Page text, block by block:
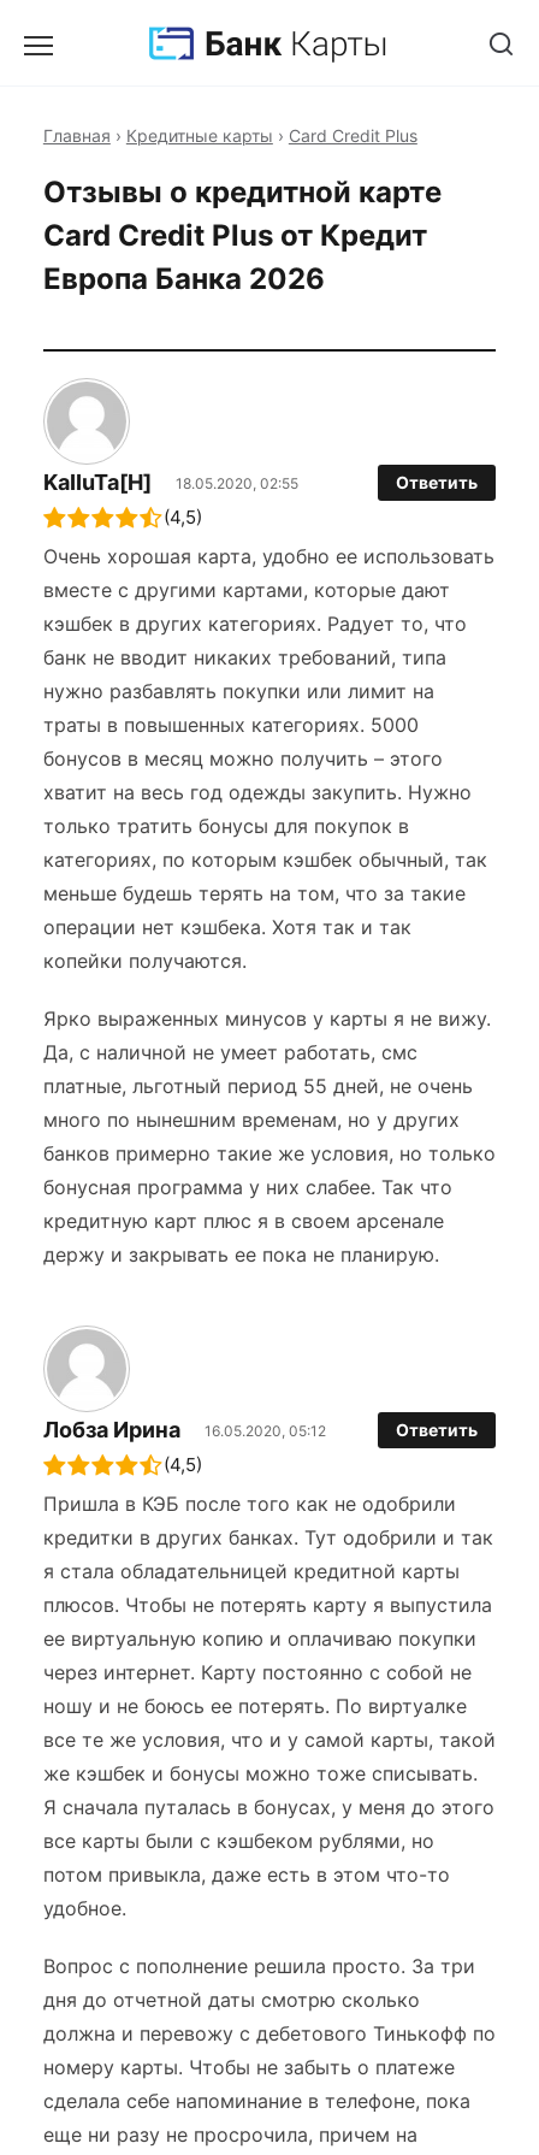
Главная › Кредитные карты › Card Credit Plus
Отзывы о кредитной карте
Card Credit Plus от Кредит
Европа Банка 2026
KaIIuTa[H] 18.05.2020, 02:55 Ответить
(4,5)
Очень хорошая карта, удобно ее использовать
вместе с другими картами, которые дают
кэшбек в других категориях. Радует то, что
банк не вводит никаких требований, типа
нужно разбавлять покупки или лимит на
траты в повышенных категориях. 5000
бонусов в месяц можно получить – этого
хватит на весь год одежды закупить. Нужно
только тратить бонусы для покупок в
категориях, по которым кэшбек обычный, так
меньше будешь терять на том, что за такие
операции нет кэшбека. Хотя так и так
копейки получаются.
Ярко выраженных минусов у карты я не вижу.
Да, с наличной не умеет работать, смс
платные, льготный период 55 дней, не очень
много по нынешним временам, но у других
банков примерно такие же условия, но только
бонусная программа у них слабее. Так что
кредитную карт плюс я в своем арсенале
держу и закрывать ее пока не планирую.
Лобза Ирина 16.05.2020, 05:12 Ответить
(4,5)
Пришла в КЭБ после того как не одобрили
кредитки в других банках. Тут одобрили и так
я стала обладательницей кредитной карты
плюсов. Чтобы не потерять карту я выпустила
ее виртуальную копию и оплачиваю покупки
через интернет. Карту постоянно с собой не
ношу и не боюсь ее потерять. По виртуалке
все те же условия, что и у самой карты, такой
же кэшбек и бонусы можно тоже списывать.
Я сначала путалась в бонусах, у меня до этого
все карты были с кэшбеком рублями, но
потом привыкла, даже есть в этом что-то
удобное.
Вопрос с пополнение решила просто. За три
дня до отчетной даты смотрю сколько
должна и перевожу с дебетового Тинькофф по
номеру карты. Чтобы не забыть о платеже
сделала себе напоминание в телефоне, пока
еще ни разу не просрочила, причем на